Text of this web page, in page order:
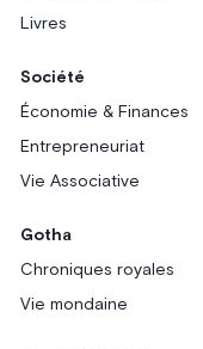
Livres
Société
Économie & Finances
Entrepreneuriat
Vie Associative
Gotha
Chroniques royales
Vie mondaine